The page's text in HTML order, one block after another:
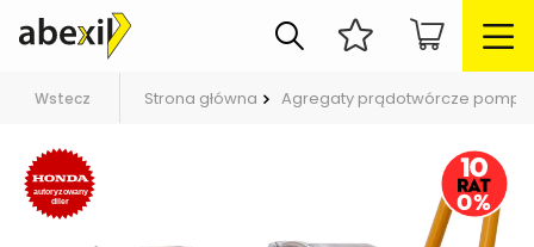
Wstecz Strona główna Agregaty prądotwórcze pompy